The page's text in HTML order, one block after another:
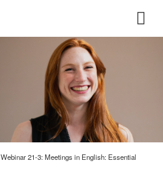
Webinar 21-3: Meetings in English: Essential